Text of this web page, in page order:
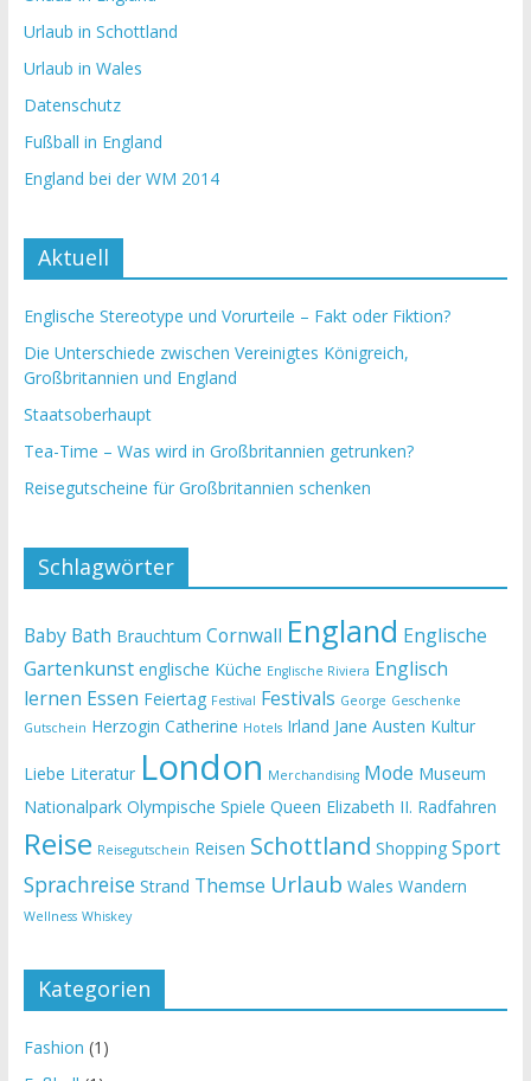
Urlaub in Schottland
Urlaub in Wales
Datenschutz
Fußball in England
England bei der WM 2014
Aktuell
Englische Stereotype und Vorurteile – Fakt oder Fiktion?
Die Unterschiede zwischen Vereinigtes Königreich,
Großbritannien und England
Staatsoberhaupt
Tea-Time – Was wird in Großbritannien getrunken?
Reisegutscheine für Großbritannien schenken
Schlagwörter
Baby Bath Brauchtum Cornwall England Englische
Gartenkunst englische Küche Englische Riviera Englisch
lernen Essen Feiertag Festival Festivals George Geschenke
Gutschein Herzogin Catherine Hotels Irland Jane Austen Kultur
Liebe Literatur London Merchandising Mode Museum
Nationalpark Olympische Spiele Queen Elizabeth II. Radfahren
Reise Reisegutschein Reisen Schottland Shopping Sport
Sprachreise Strand Themse Urlaub Wales Wandern
Wellness Whiskey
Kategorien
Fashion (1)